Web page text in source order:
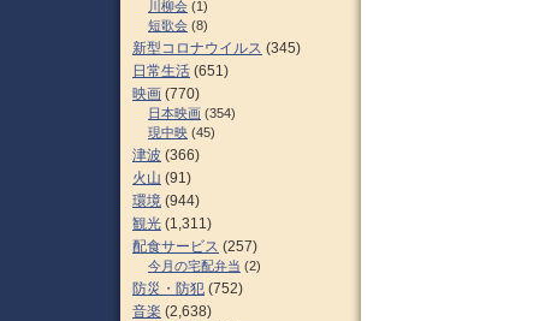
川柳会 (1)
短歌会 (8)
新型コロナウイルス (345)
日常生活 (651)
映画 (770)
日本映画 (354)
現中映 (45)
津波 (366)
火山 (91)
環境 (944)
観光 (1,311)
配食サービス (257)
今月の宅配弁当 (2)
防災・防犯 (752)
音楽 (2,638)